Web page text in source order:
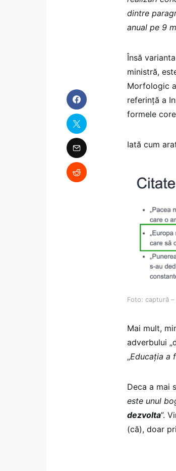
dintre
anual pe 9
Însă
ministră,
Morfologic
referință a
formele
Iată cum
Foto: captură
Mai mult,
adverbului
„Educația a
Deca a mai
este unul
dezvolta”.
(că), doar